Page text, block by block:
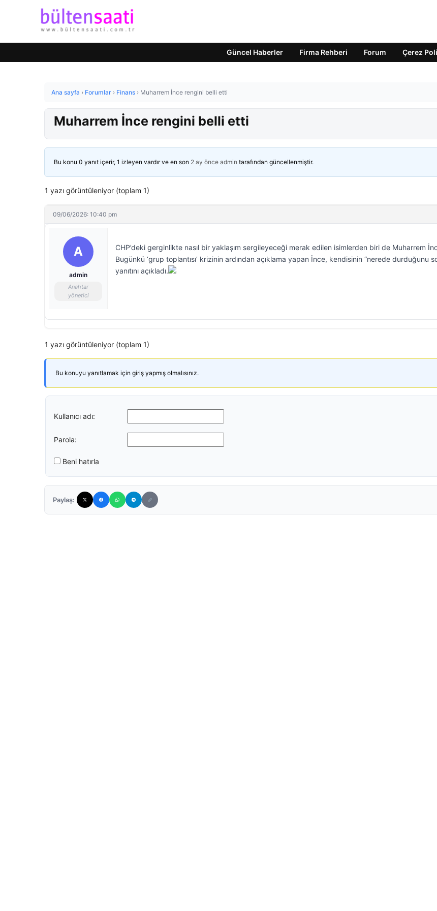
Güncel Haberler Firma Rehberi Forum Çerez
Ana sayfa › Forumlar › Finans › Muharrem İnce rengini belli etti
Muharrem İnce rengini belli etti
Bu konu 0 yanıt içerir, 1 izleyen vardır ve en son 2 ay önce admin tarafından güncellenmiştir.
1 yazı görüntüleniyor (toplam 1)
09/06/2026: 10:40 pm
A
admin
Anahtar
yönetici
CHP’deki gerginlikte nasıl bir yaklaşım sergileyeceği merak edilen isimlerden biri de Muharrem
Bugünkü ‘grup toplantısı’ krizinin ardından açıklama yapan İnce, kendisinin “nerede durduğunu
yanıtını açıkladı.
1 yazı görüntüleniyor (toplam 1)
Bu konuyu yanıtlamak için giriş yapmış olmalısınız.
Kullanıcı adı:
Parola:
Beni hatırla
Paylaş: